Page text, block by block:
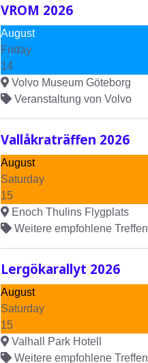
VROM 2026
August
Friday
14
Volvo Museum Göteborg
Veranstaltung von Volvo
Vallåkraträffen 2026
August
Saturday
15
Enoch Thulins Flygplats
Weitere empfohlene Treffen
Lergökarallyt 2026
August
Saturday
15
Valhall Park Hotell
Weitere empfohlene Treffen